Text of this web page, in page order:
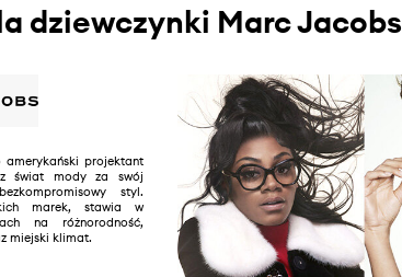
dziewczynki Marc Jacobs
projektant
świat mody za swój
styl.
marek, stawia w
na różnorodność,
miejski klimat.